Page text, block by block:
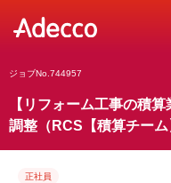
ジョブNo.744957
【リフォーム工事の積
調整（RCS【積算チー
正社員